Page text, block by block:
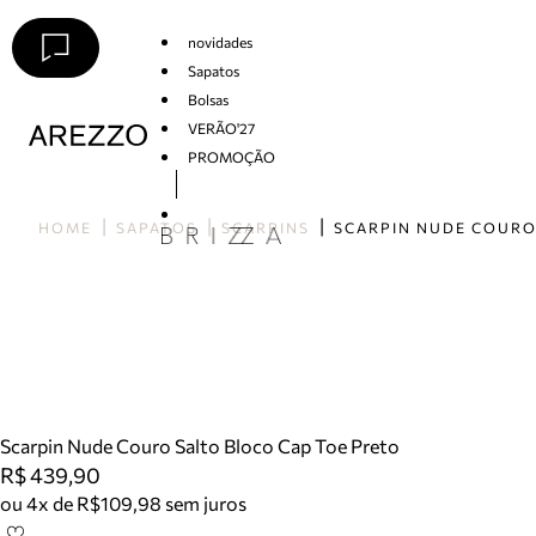
novidades
Sapatos
Bolsas
VERÃO'27
PROMOÇÃO
HOME SAPATOS SCARPINS
Scarpin Nude Couro Salto Bloco Cap Toe Preto
R$ 439,90
ou 4x de R$109,98 sem juros